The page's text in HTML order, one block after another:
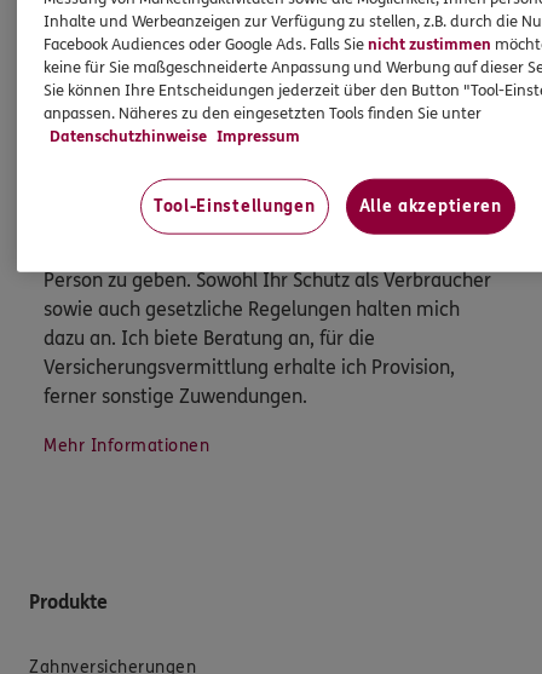
Mehr erfahren
Wichtiges aus dem Vermittlerrecht
Person zu geben. Sowohl Ihr Schutz als Verbraucher
sowie auch gesetzliche Regelungen halten mich
dazu an. Ich biete Beratung an, für die
Versicherungsvermittlung erhalte ich Provision,
ferner sonstige Zuwendungen.
Mehr Informationen
Produkte
Zahnversicherungen
Inhalte und Werbeanzeigen zur Verfügung zu stellen, z.B. durch die
Facebook Audiences oder Google Ads. Falls Sienicht zustimmen
keine für Sie maßgeschneiderte Anpassung und Werbung auf dieser
Sie können Ihre Entscheidungen jederzeit über den Button "Tool-
anpassen. Näheres zu den eingesetzten Tools finden Sie unter
Datenschutzhinweise Impressum
Tool-Einstellungen Alle akzeptieren